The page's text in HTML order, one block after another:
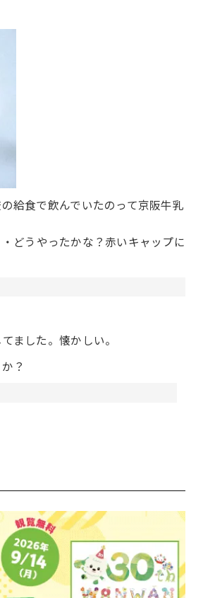
給食で飲んでいたのって京阪牛乳
どうやったかな？赤いキャップに
ました。懐かしい。
？